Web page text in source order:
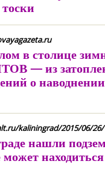
в столице
— из
о
kaliningrad/2015/06/26/
нашли
может